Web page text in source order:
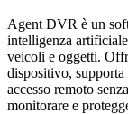
Agent DVR è un
intelligenza
veicoli e oggetti.
dispositivo,
accesso remoto
monitorare e